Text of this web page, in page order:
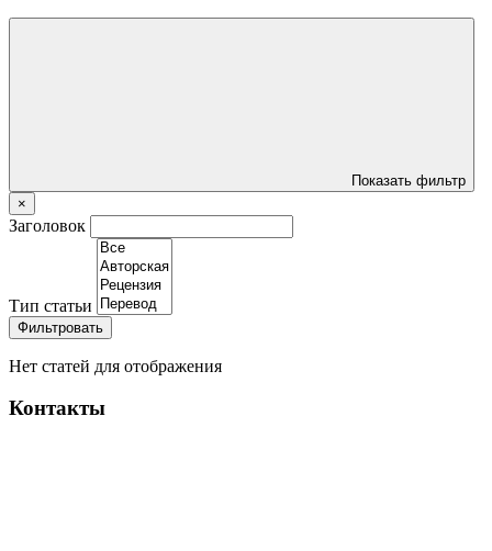
Показать фильтр
×
Заголовок
Тип статьи
Фильтровать
Нет статей для отображения
Контакты